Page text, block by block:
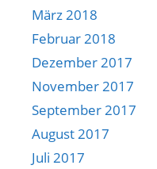
März 2018
Februar 2018
Dezember 2017
November 2017
September 2017
August 2017
Juli 2017